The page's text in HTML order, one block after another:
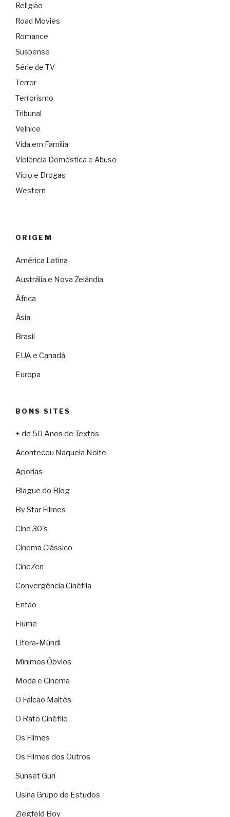
Religião
Road Movies
Romance
Suspense
Série de TV
Terror
Terrorismo
Tribunal
Velhice
Vida em Família
Violência Doméstica e Abuso
Vício e Drogas
Western
ORIGEM
América Latina
Austrália e Nova Zelândia
África
Ásia
Brasil
EUA e Canadá
Europa
BONS SITES
+ de 50 Anos de Textos
Aconteceu Naquela Noite
Aporias
Blague do Blog
By Star Filmes
Cine 30's
Cinema Clássico
CineZen
Convergência Cinéfila
Então
Fiume
Lítera-Múndi
Mínimos Óbvios
Moda e Cinema
O Falcão Maltês
O Rato Cinéfilo
Os Filmes
Os Filmes dos Outros
Sunset Gun
Usina Grupo de Estudos
Ziegfeld Boy